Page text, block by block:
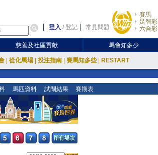
登入 /登記 常見問題
賽馬
足智彩
六合彩
慈善及社區貢獻 馬會知多少
從化馬場 投注指南 賽馬知多些 RESTART
馬匹資料 試閘結果 賽期表